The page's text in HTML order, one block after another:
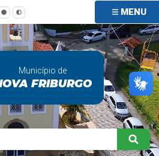
MENU
Município de
FRIBURGO